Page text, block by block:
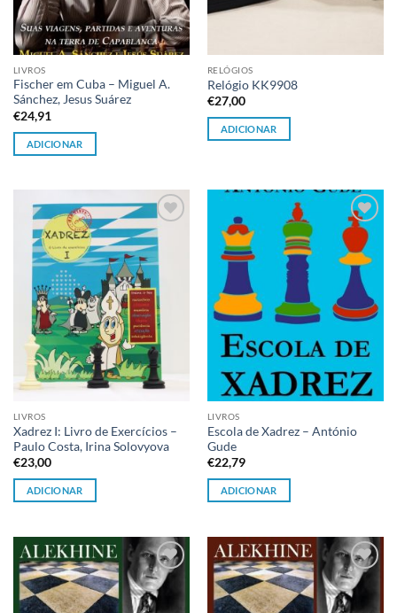
LIVROS
Fischer em Cuba – Miguel A.
Sánchez, Jesus Suárez
€24,91
ADICIONAR
RELÓGIOS
Relógio KK9908
€27,00
ADICIONAR
Adicionar
à lista de
desejos
LIVROS
Xadrez I: Livro de Exercícios –
Paulo Costa, Irina Solovyova
€23,00
ADICIONAR
Adicionar
à lista de
desejos
LIVROS
Escola de Xadrez – António
Gude
€22,79
ADICIONAR
Adicionar
à lista de
desejos
Adicionar
à lista de
desejos